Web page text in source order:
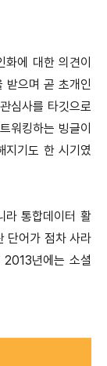
에 대한 의견이
받으며 곧 초개인
심사를 타깃으로
워킹하는 빙글이
지기도 한 시기였
라 통합데이터 활
단어가 점차 사라
년에는 소셜